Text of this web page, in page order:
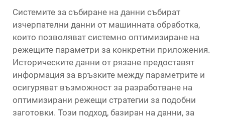
Системите за събиране на данни събират
изчерпателни данни от машинната обработка,
които позволяват системно оптимизиране на
режещите параметри за конкретни приложения.
Историческите данни от рязане предоставят
информация за връзките между параметрите и
осигуряват възможност за разработване на
оптимизирани режещи стратегии за подобни
заготовки. Този подход, базиран на данни, за